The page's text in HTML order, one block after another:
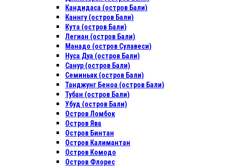
Кандидаса (остров Бали)
Каннгу (остров Бали)
Кута (остров Бали)
Легиан (остров Бали)
Манадо (остров Сулавеси)
Нуса Дуа (остров Бали)
Санур (остров Бали)
Семиньяк (остров Бали)
Танджунг Беноа (остров Бали)
Тубан (остров Бали)
Убуд (остров Бали)
Остров Ломбок
Остров Ява
Остров Бинтан
Остров Калимантан
Остров Комодо
Остров Флорес